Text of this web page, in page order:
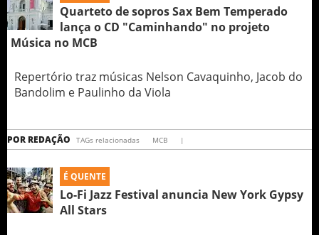
Quarteto de sopros Sax Bem Temperado
lança o CD "Caminhando" no projeto
Música no MCB
Repertório traz músicas Nelson Cavaquinho, Jacob do
Bandolim e Paulinho da Viola
POR REDAÇÃO TAGs relacionadas MCB |
É QUENTE
Lo-Fi Jazz Festival anuncia New York Gypsy
All Stars